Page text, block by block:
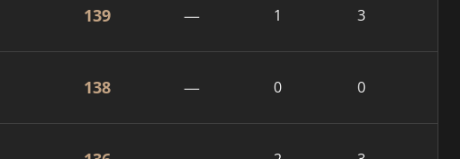
139 — 1 3
138 — 0 0